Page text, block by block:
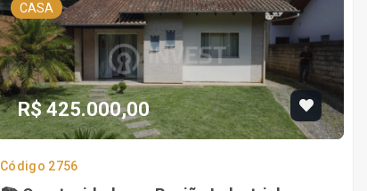
CASA
R$ 425.000,00
Código 2756